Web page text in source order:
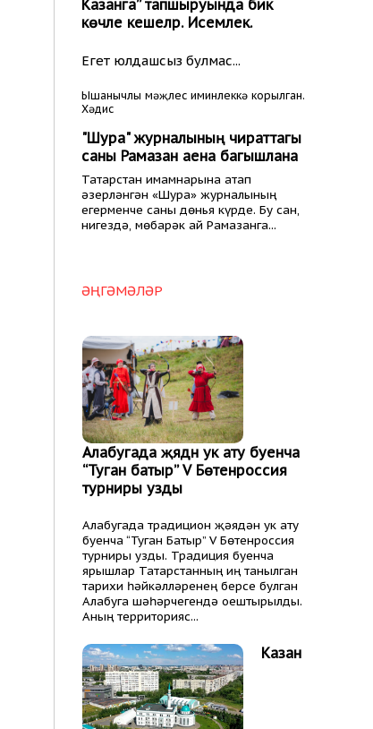
Казанга” тапшыруында бик
көчле кешеләр. Исемлек.
Егет юлдашсыз булмас...
Ышанычлы мәҗлес иминлеккә корылган.
Хәдис
"Шура" журналының чираттагы
саны Рамазан аена багышлана
Татарстан имамнарына атап
әзерләнгән «Шура» журналының
егерменче саны дөнья күрде. Бу сан,
нигездә, мөбарәк ай Рамазанга...
ӘҢГӘМӘЛӘР
Алабугада җәядән ук ату буенча
“Туган батыр” V Бөтенроссия
турниры узды
Алабугада традицион җәядән ук ату
буенча “Туган Батыр” V Бөтенроссия
турниры узды. Традиция буенча
ярышлар Татарстанның иң танылган
тарихи һәйкәлләренең берсе булган
Алабуга шәһәрчегендә оештырылды.
Аның территорияс...
Казан